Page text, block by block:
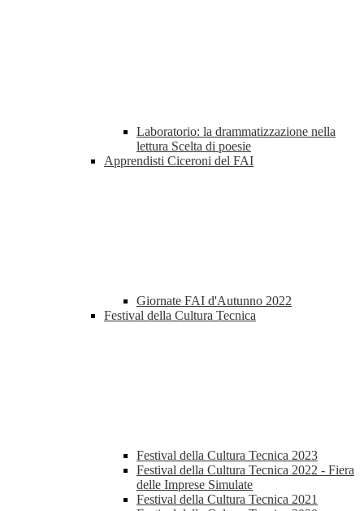
Laboratorio: la drammatizzazione nella
lettura Scelta di poesie
Apprendisti Ciceroni del FAI
Giornate FAI d'Autunno 2022
Festival della Cultura Tecnica
Festival della Cultura Tecnica 2023
Festival della Cultura Tecnica 2022 - Fiera
delle Imprese Simulate
Festival della Cultura Tecnica 2021